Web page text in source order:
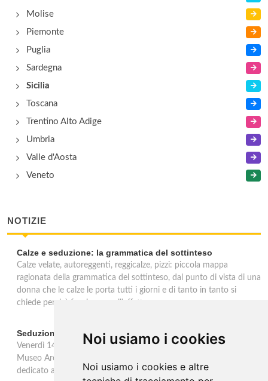
Noi usiamo i cookies
Noi usiamo i cookies e altre
Molise
Piemonte
Puglia
Sardegna
Sicilia
Toscana
Trentino Alto Adige
Umbria
Valle d'Aosta
Veneto
NOTIZIE
Calze e seduzione: la grammatica del sottinteso
Calze velate, autoreggenti, reggicalze, pizzi: piccola mappa
ragionata della grammatica del sottinteso, dal punto di vista di una
donna che le calze le porta tutti i giorni e di tanto in tanto si
chiede perchè facciano quell'effetto.
Seduzioni. Il piacere sVelato
Venerdì 14 febbraio, in occasione della festa di San Valentino, il
Museo Archeologico Nazionale delle Marche propone un incontro
dedicato ad Afrodite tra mito e poesia, parole e immagini per